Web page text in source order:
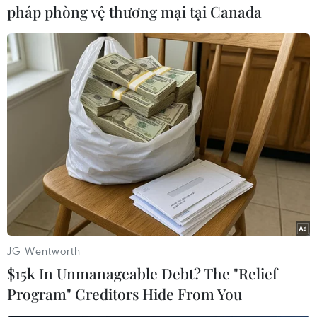
#Ethiopia #Somalia #Washington
#Reaper
#Máy bay không người lái
#Chống khủng bố
Mỹ
Theo dõi VietnamPlus
TIN CÙNG CHUYÊN MỤC
pháp phòng vệ thương mại tại Canada
JG Wentworth
$15k In Unmanageable Debt? The "Relief
Program" Creditors Hide From You